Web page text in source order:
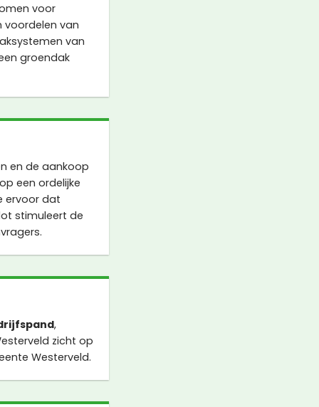
voor
voordelen van
van
groendak
en de aankoop
een ordelijke
ervoor dat
stimuleert de
,
zicht op
Westerveld.